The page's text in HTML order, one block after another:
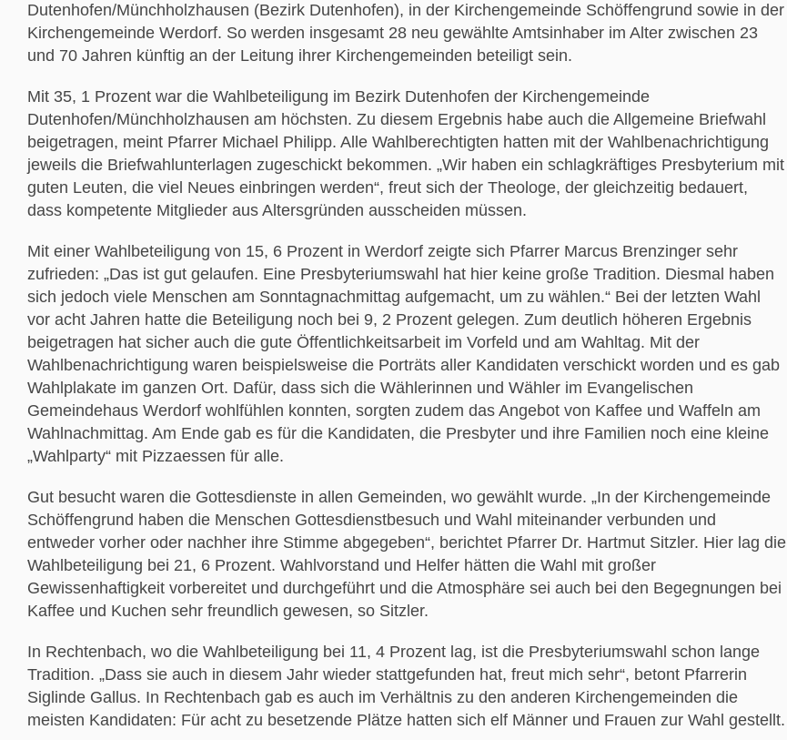
Dutenhofen/Münchholzhausen (Bezirk Dutenhofen), in der Kirchengemeinde Schöffengrund sowie in der
Kirchengemeinde Werdorf. So werden insgesamt 28 neu gewählte Amtsinhaber im Alter zwischen 23
und 70 Jahren künftig an der Leitung ihrer Kirchengemeinden beteiligt sein.
Mit 35, 1 Prozent war die Wahlbeteiligung im Bezirk Dutenhofen der Kirchengemeinde
Dutenhofen/Münchholzhausen am höchsten. Zu diesem Ergebnis habe auch die Allgemeine Briefwahl
beigetragen, meint Pfarrer Michael Philipp. Alle Wahlberechtigten hatten mit der Wahlbenachrichtigung
jeweils die Briefwahlunterlagen zugeschickt bekommen. „Wir haben ein schlagkräftiges Presbyterium mit
guten Leuten, die viel Neues einbringen werden“, freut sich der Theologe, der gleichzeitig bedauert,
dass kompetente Mitglieder aus Altersgründen ausscheiden müssen.
Mit einer Wahlbeteiligung von 15, 6 Prozent in Werdorf zeigte sich Pfarrer Marcus Brenzinger sehr
zufrieden: „Das ist gut gelaufen. Eine Presbyteriumswahl hat hier keine große Tradition. Diesmal haben
sich jedoch viele Menschen am Sonntagnachmittag aufgemacht, um zu wählen.“ Bei der letzten Wahl
vor acht Jahren hatte die Beteiligung noch bei 9, 2 Prozent gelegen. Zum deutlich höheren Ergebnis
beigetragen hat sicher auch die gute Öffentlichkeitsarbeit im Vorfeld und am Wahltag. Mit der
Wahlbenachrichtigung waren beispielsweise die Porträts aller Kandidaten verschickt worden und es gab
Wahlplakate im ganzen Ort. Dafür, dass sich die Wählerinnen und Wähler im Evangelischen
Gemeindehaus Werdorf wohlfühlen konnten, sorgten zudem das Angebot von Kaffee und Waffeln am
Wahlnachmittag. Am Ende gab es für die Kandidaten, die Presbyter und ihre Familien noch eine kleine
„Wahlparty“ mit Pizzaessen für alle.
Gut besucht waren die Gottesdienste in allen Gemeinden, wo gewählt wurde. „In der Kirchengemeinde
Schöffengrund haben die Menschen Gottesdienstbesuch und Wahl miteinander verbunden und
entweder vorher oder nachher ihre Stimme abgegeben“, berichtet Pfarrer Dr. Hartmut Sitzler. Hier lag die
Wahlbeteiligung bei 21, 6 Prozent. Wahlvorstand und Helfer hätten die Wahl mit großer
Gewissenhaftigkeit vorbereitet und durchgeführt und die Atmosphäre sei auch bei den Begegnungen bei
Kaffee und Kuchen sehr freundlich gewesen, so Sitzler.
In Rechtenbach, wo die Wahlbeteiligung bei 11, 4 Prozent lag, ist die Presbyteriumswahl schon lange
Tradition. „Dass sie auch in diesem Jahr wieder stattgefunden hat, freut mich sehr“, betont Pfarrerin
Siglinde Gallus. In Rechtenbach gab es auch im Verhältnis zu den anderen Kirchengemeinden die
meisten Kandidaten: Für acht zu besetzende Plätze hatten sich elf Männer und Frauen zur Wahl gestellt.